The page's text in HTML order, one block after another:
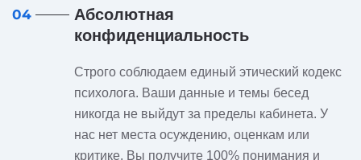
04
Абсолютная
конфиденциальность
Строго соблюдаем единый этический кодекс
психолога. Ваши данные и темы бесед
никогда не выйдут за пределы кабинета. У
нас нет места осуждению, оценкам или
критике. Вы получите 100% понимания и